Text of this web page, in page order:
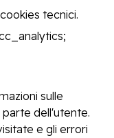
tecnici.
sulle
dell'utente.
e gli errori